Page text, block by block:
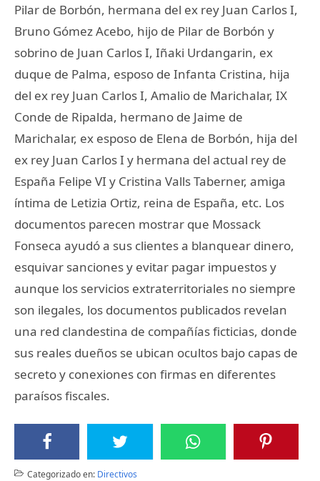
Pilar de Borbón, hermana del ex rey Juan Carlos I,
Bruno Gómez Acebo, hijo de Pilar de Borbón y
sobrino de Juan Carlos I, Iñaki Urdangarin, ex
duque de Palma, esposo de Infanta Cristina, hija
del ex rey Juan Carlos I, Amalio de Marichalar, IX
Conde de Ripalda, hermano de Jaime de
Marichalar, ex esposo de Elena de Borbón, hija del
ex rey Juan Carlos I y hermana del actual rey de
España Felipe VI y Cristina Valls Taberner, amiga
íntima de Letizia Ortiz, reina de España, etc. Los
documentos parecen mostrar que Mossack
Fonseca ayudó a sus clientes a blanquear dinero,
esquivar sanciones y evitar pagar impuestos y
aunque los servicios extraterritoriales no siempre
son ilegales, los documentos publicados revelan
una red clandestina de compañías ficticias, donde
sus reales dueños se ubican ocultos bajo capas de
secreto y conexiones con firmas en diferentes
paraísos fiscales.
Categorizado en: Directivos